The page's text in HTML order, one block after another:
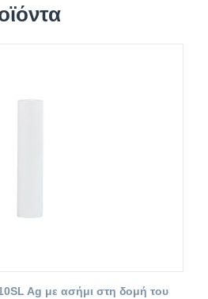
Ag με ασήμι στη δομή του